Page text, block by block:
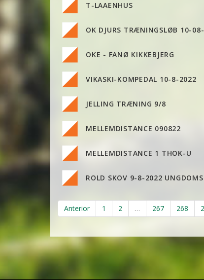
T-LAAENHUS
OK DJURS TRÆNINGSLØB 10-
OKE - FANØ KIKKEBJERG
VIKASKI-KOMPEDAL 10-8-2022
JELLING TRÆNING 9/8
MELLEMDISTANCE 090822
MELLEMDISTANCE 1 THOK-U
ROLD SKOV 9-8-2022
Anterior 1 2 … 267 268